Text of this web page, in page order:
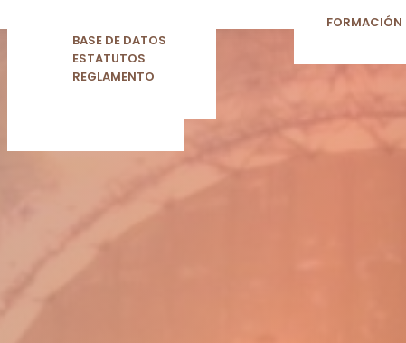
BASE DE DATOS
ESTATUTOS
REGLAMENTO
FORMACIÓN